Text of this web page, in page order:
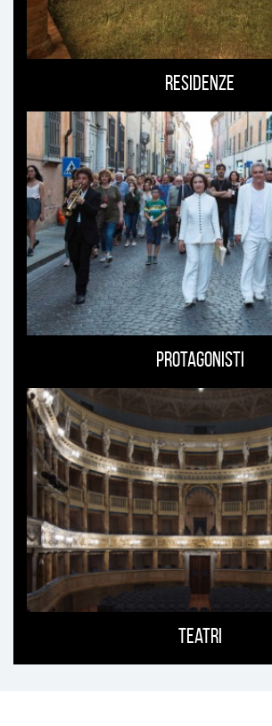
Residenze
Protagonisti
Teatri